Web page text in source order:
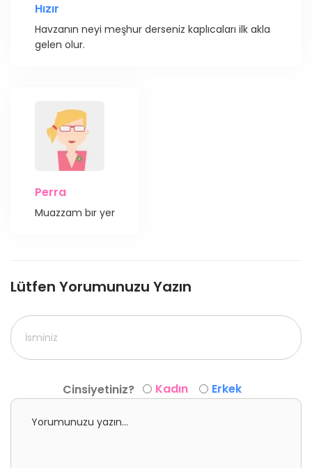
Hızır
Havzanın neyi meşhur derseniz kaplıcaları ilk akla
gelen olur.
Perra
Muazzam bır yer
Lütfen Yorumunuzu Yazın
Cinsiyetiniz? Kadın Erkek